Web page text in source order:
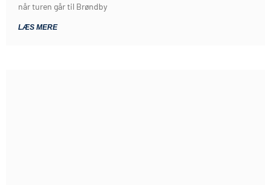
når turen går til Brøndby
LÆS MERE